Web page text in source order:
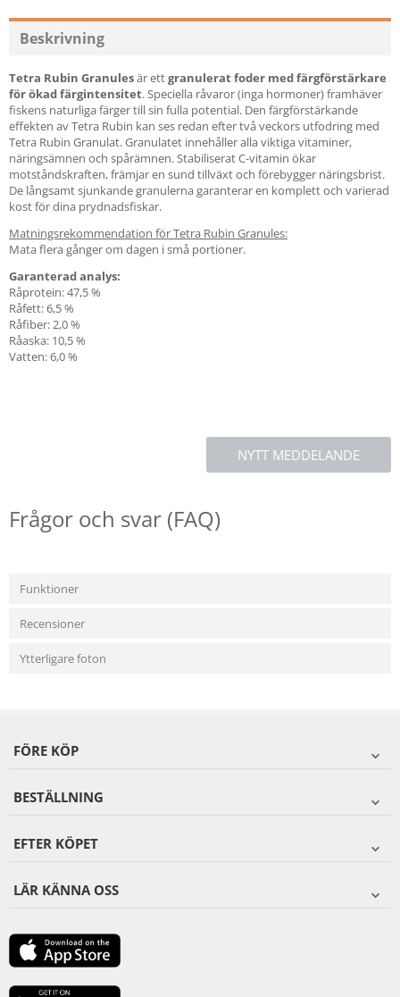
Beskrivning
Tetra Rubin Granulesär ettgranulerat foder med färgförstärkare
för ökad färgintensitet. Speciella råvaror (inga hormoner) framhäver
fiskens naturliga färger till sin fulla potential. Den färgförstärkande
effekten av Tetra Rubin kan ses redan efter två veckors utfodring med
Tetra Rubin Granulat. Granulatet innehåller alla viktiga vitaminer,
näringsämnen och spårämnen. Stabiliserat C-vitamin ökar
motståndskraften, främjar en sund tillväxt och förebygger näringsbrist.
De långsamt sjunkande granulerna garanterar en komplett och varierad
kost för dina prydnadsfiskar.
Matningsrekommendation för Tetra Rubin Granules:
Mata flera gånger om dagen i små portioner.
Garanterad analys:
Råprotein: 47,5 %
Råfett: 6,5 %
Råfiber: 2,0 %
Råaska: 10,5 %
Vatten: 6,0 %
NYTT MEDDELANDE
Frågor och svar (FAQ)
Funktioner
Recensioner
Ytterligare foton
FÖRE KÖP
BESTÄLLNING
EFTER KÖPET
LÄR KÄNNA OSS